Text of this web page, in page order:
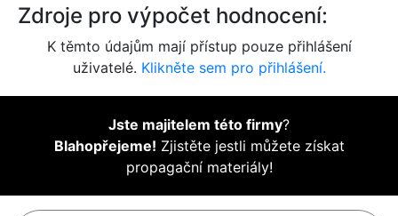
Zdroje pro výpočet hodnocení:
K těmto údajům mají přístup pouze přihlášení
uživatelé. Klikněte sem pro přihlášení.
Jste majitelem této firmy?
Blahopřejeme! Zjistěte jestli můžete získat
propagační materiály!